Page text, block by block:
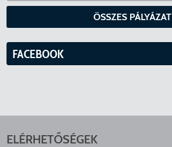
ÖSSZES PÁLYÁZAT
FACEBOOK
ELÉRHETŐSÉGEK